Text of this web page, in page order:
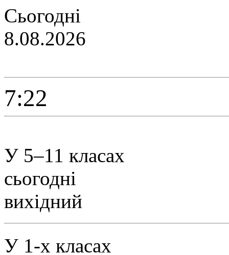
Сьогодні
8.08.2026
7:22
У 5–11 класах
сьогодні
вихідний
У 1-х класах